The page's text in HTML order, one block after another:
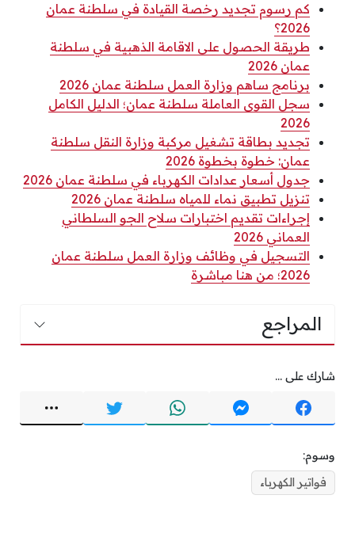
كم رسوم تجديد رخصة القيادة في سلطنة عمان
2026؟
طريقة الحصول على الاقامة الذهبية في سلطنة
عمان 2026
برنامج ساهم وزارة العمل سلطنة عمان 2026
سجل القوى العاملة سلطنة عمان؛ الدليل الكامل
2026
تجديد بطاقة تشغيل مركبة وزارة النقل سلطنة
عمان: خطوة بخطوة 2026
جدول أسعار عدادات الكهرباء في سلطنة عمان 2026
تنزيل تطبيق نماء للمياه سلطنة عمان 2026
إجراءات تقديم اختبارات سلاح الجو السلطاني
العماني 2026
التسجيل في وظائف وزارة العمل سلطنة عمان
2026؛ من هنا مباشرة
المراجع
شارك على ...
وسوم:
فواتير الكهرباء